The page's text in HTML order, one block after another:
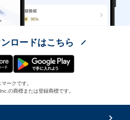
ロードはこちら
ークです。
の商標または登録商標です。